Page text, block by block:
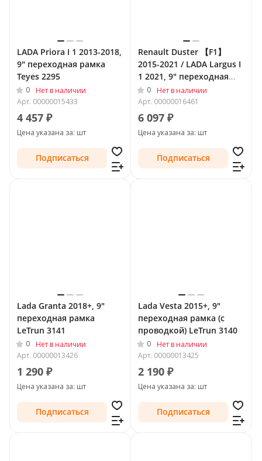
LADA Priora I 1 2013-2018,
9" переходная рамка
Teyes 2295
0
Нет в наличии
Арт. 00000015433
4 457 ₽
Цена указана за: шт
Подписаться
Renault Duster 【F1】
2015-2021 / LADA Largus I
1 2021, 9" переходная
рамка Teyes 1505
0
Нет в наличии
Арт. 00000016461
6 097 ₽
Цена указана за: шт
Подписаться
Lada Granta 2018+, 9"
переходная рамка
LeTrun 3141
0
Нет в наличии
Арт. 00000013426
1 290 ₽
Цена указана за: шт
Подписаться
Lada Vesta 2015+, 9"
переходная рамка (с
проводкой) LeTrun 3140
0
Нет в наличии
Арт. 00000013425
2 190 ₽
Цена указана за: шт
Подписаться